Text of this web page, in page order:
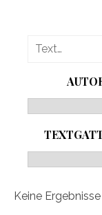
Keine